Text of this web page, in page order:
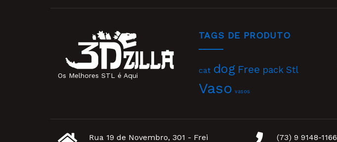
Os Melhores STL é Aqui
TAGS DE PRODUTO
cat dog Free pack Stl
Vaso vasos
Rua 19 de Novembro, 301 - Frei (73) 9 9148-1166